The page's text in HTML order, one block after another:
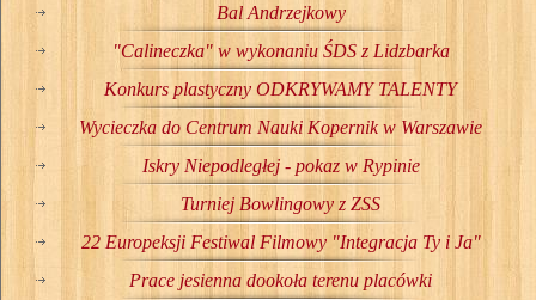
Bal Andrzejkowy
"Calineczka" w wykonaniu ŚDS z Lidzbarka
Konkurs plastyczny ODKRYWAMY TALENTY
Wycieczka do Centrum Nauki Kopernik w Warszawie
Iskry Niepodległej - pokaz w Rypinie
Turniej Bowlingowy z ZSS
22 Europeksji Festiwal Filmowy "Integracja Ty i Ja"
Prace jesienna dookoła terenu placówki